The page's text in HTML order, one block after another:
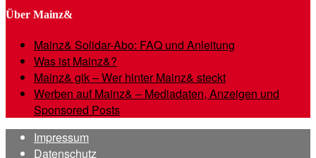
Über Mainz&
Mainz& Solidar-Abo: FAQ und Anleitung
Was ist Mainz&?
Mainz& gik – Wer hinter Mainz& steckt
Werben auf Mainz& – Mediadaten, Anzeigen und
Sponsored Posts
Impressum
Datenschutz